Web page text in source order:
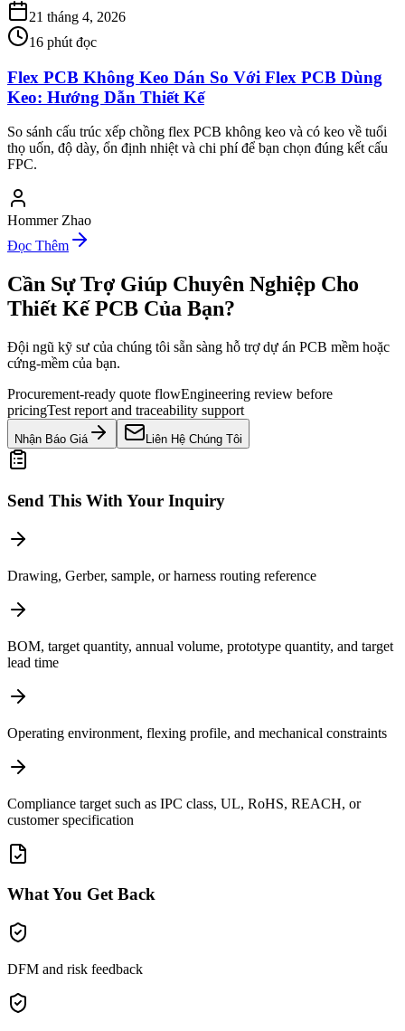
21 tháng 4, 2026
16 phút đọc
Flex PCB Không Keo Dán So Với Flex PCB Dùng
Keo: Hướng Dẫn Thiết Kế
So sánh cấu trúc xếp chồng flex PCB không keo và có keo về tuổi
thọ uốn, độ dày, ổn định nhiệt và chi phí để bạn chọn đúng kết cấu
FPC.
Hommer Zhao
Đọc Thêm
Cần Sự Trợ Giúp Chuyên Nghiệp Cho
Thiết Kế PCB Của Bạn?
Đội ngũ kỹ sư của chúng tôi sẵn sàng hỗ trợ dự án PCB mềm hoặc
cứng-mềm của bạn.
Procurement-ready quote flowEngineering review before
pricingTest report and traceability support
Nhận Báo Giá Liên Hệ Chúng Tôi
Send This With Your Inquiry
Drawing, Gerber, sample, or harness routing reference
BOM, target quantity, annual volume, prototype quantity, and target
lead time
Operating environment, flexing profile, and mechanical constraints
Compliance target such as IPC class, UL, RoHS, REACH, or
customer specification
What You Get Back
DFM and risk feedback